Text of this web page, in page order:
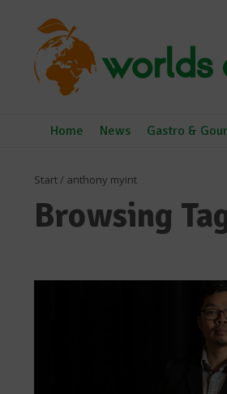
Home News Gastro &
Start/ anthony myint
Browsing